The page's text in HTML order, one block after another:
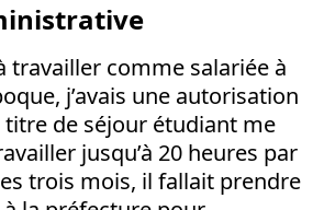
travailler comme salariée à
j’avais une autorisation
de séjour étudiant me
jusqu’à 20 heures par
trois mois, il fallait prendre